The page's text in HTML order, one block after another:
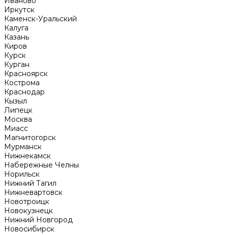
Иркутск
Каменск-Уральский
Калуга
Казань
Киров
Курск
Курган
Красноярск
Кострома
Краснодар
Кызыл
Липецк
Москва
Миасс
Магнитогорск
Мурманск
Нижнекамск
Набережные Челны
Норильск
Нижний Тагил
Нижневартовск
Новотроицк
Новокузнецк
Нижний Новгород
Новосибирск